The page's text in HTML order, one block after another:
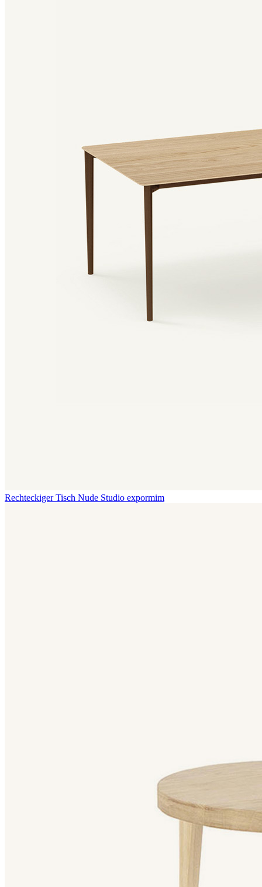
Rechteckiger Tisch Nude Studio expormim